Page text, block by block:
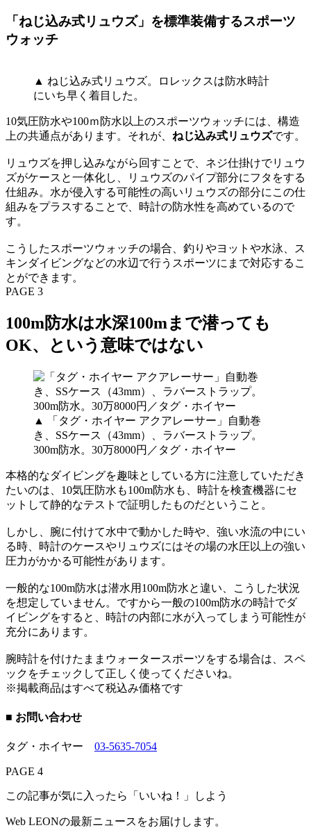
「ねじ込み式リュウズ」を標準装備するスポーツ
ウォッチ
▲ ねじ込み式リュウズ。ロレックスは防水時計
にいち早く着目した。
10気圧防水や100ｍ防水以上のスポーツウォッチには、構造
上の共通点があります。それが、 ねじ込み式リュウズです。
リュウズを押し込みながら回すことで、ネジ仕掛けでリュウ
ズがケースと一体化し、リュウズのパイプ部分にフタをする
仕組み。水が侵入する可能性の高いリュウズの部分にこの仕
組みをプラスすることで、時計の防水性を高めているので
す。
こうしたスポーツウォッチの場合、釣りやヨットや水泳、ス
キンダイビングなどの水辺で行うスポーツにまで対応するこ
とができます。
PAGE 3
100m防水は水深100mまで潜っても
OK、という意味ではない
▲ 「タグ・ホイヤー アクアレーサー」自動巻
き、SSケース（43mm）、ラバーストラップ。
300m防水。30万8000円／タグ・ホイヤー
本格的なダイビングを趣味としている方に注意していただき
たいのは、10気圧防水も100m防水も、時計を検査機器にセ
ットして静的なテストで証明したものだということ。
しかし、腕に付けて水中で動かした時や、強い水流の中にい
る時、時計のケースやリュウズにはその場の水圧以上の強い
圧力がかかる可能性があります。
一般的な100m防水は潜水用100m防水と違い、こうした状況
を想定していません。ですから一般の100m防水の時計でダ
イビングをすると、時計の内部に水が入ってしまう可能性が
充分にあります。
腕時計を付けたままウォータースポーツをする場合は、スペ
ックをチェックして正しく使ってくださいね。
※掲載商品はすべて税込み価格です
■ お問い合わせ
タグ・ホイヤー 03-5635-7054
PAGE 4
この記事が気に入ったら「いいね！」しよう
Web LEONの最新ニュースをお届けします。